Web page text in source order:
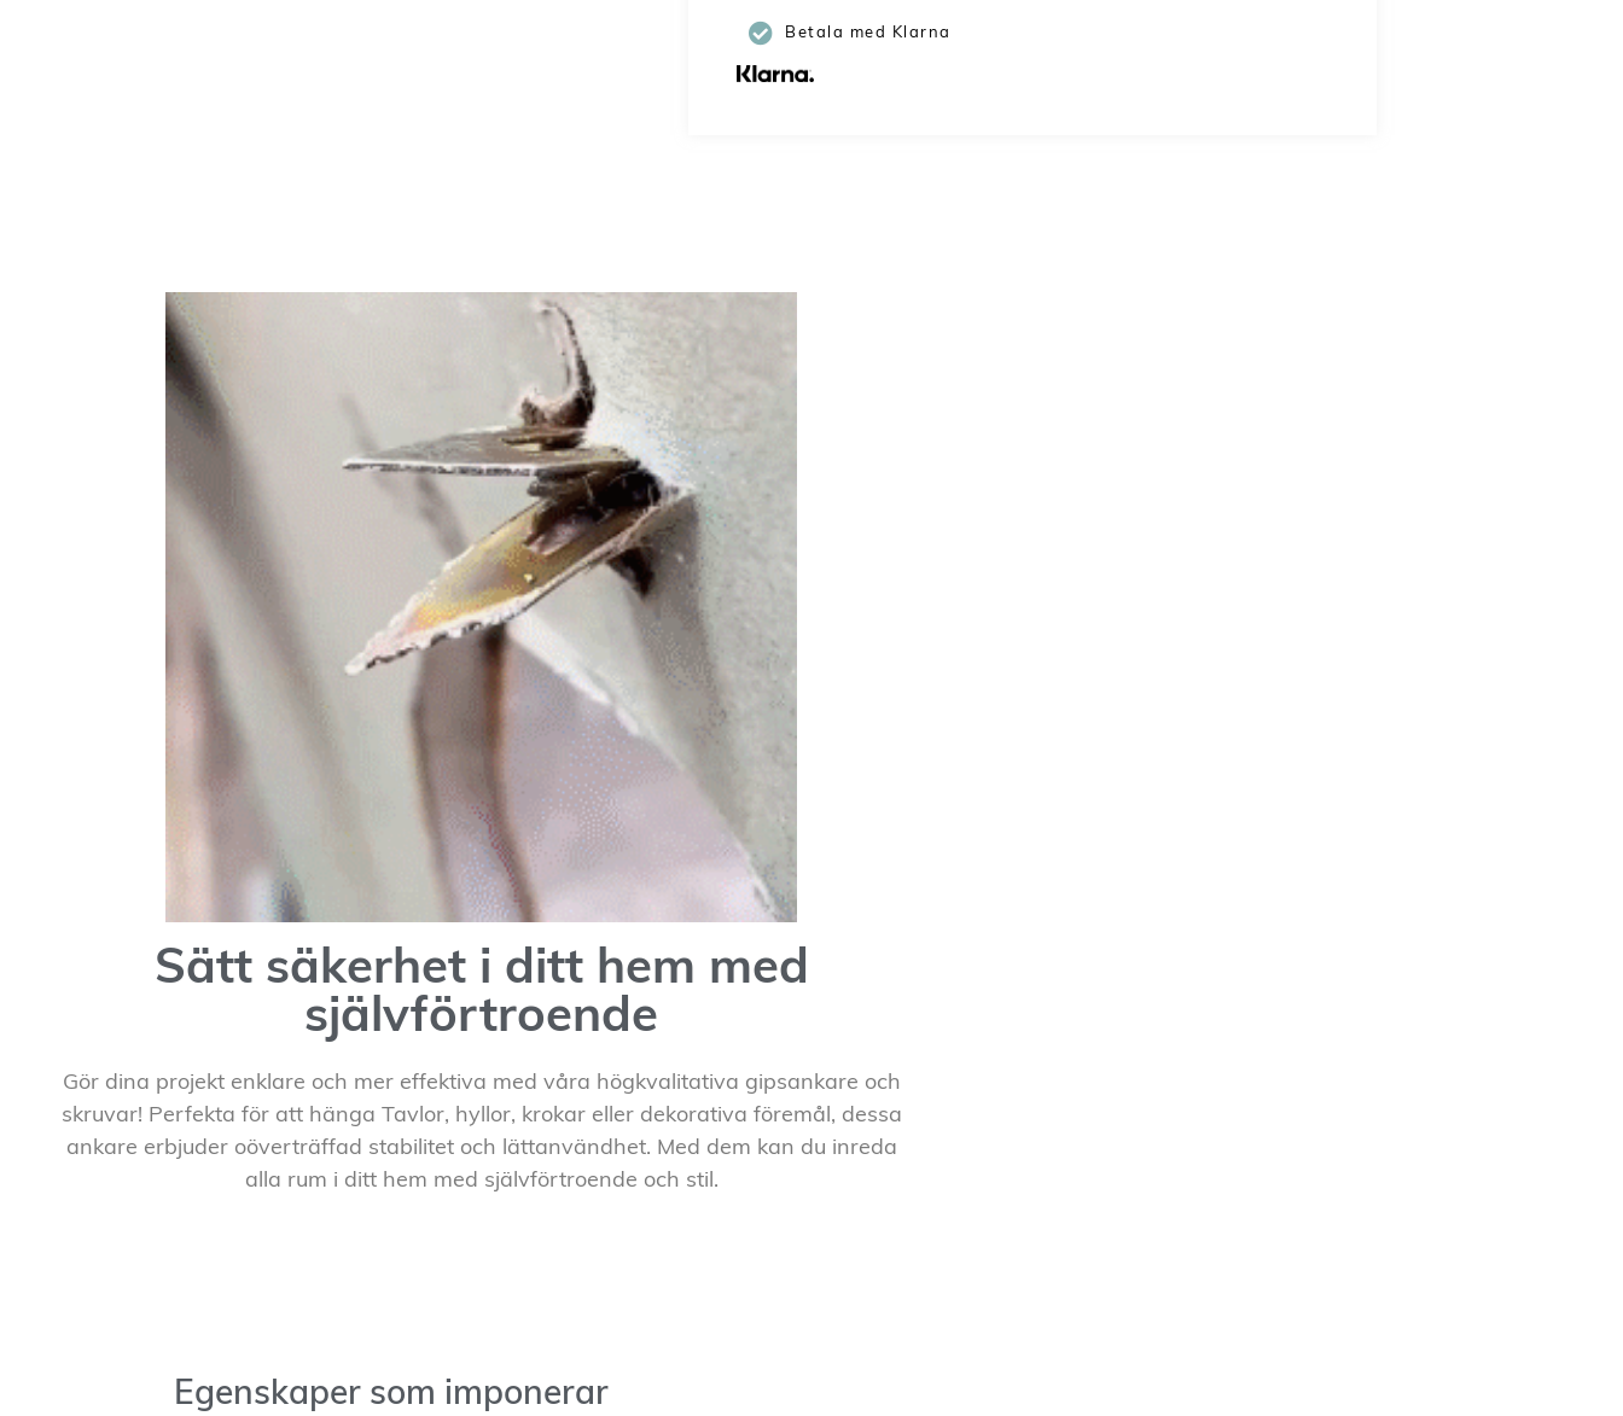
Betala med Klarna
Sätt säkerhet i ditt hem med
självförtroende
Gör dina projekt enklare och mer effektiva med våra högkvalitativa gipsankare och
skruvar! Perfekta för att hänga Tavlor, hyllor, krokar eller dekorativa föremål, dessa
ankare erbjuder oöverträffad stabilitet och lättanvändhet. Med dem kan du inreda
alla rum i ditt hem med självförtroende och stil.
Egenskaper som imponerar